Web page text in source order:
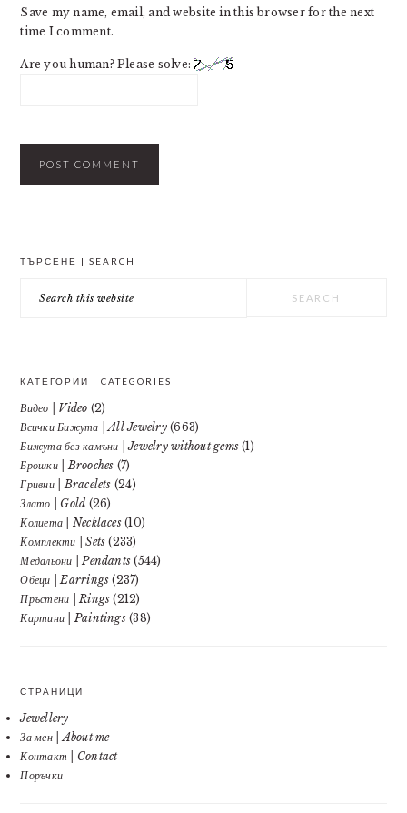
Save my name, email, and website in this browser for the next
time I comment.
Are you human? Please solve:
ТЪРСЕНЕ | SEARCH
this
КАТЕГОРИИ | CATEGORIES
Видео | Video (2)
Всички Бижута | All Jewelry(663)
Бижута без камъни | Jewelry without gems (1)
Брошки | Brooches (7)
Гривни | Bracelets (24)
Злато | Gold (26)
Колиета | Necklaces(10)
Комплекти | Sets (233)
Медальони | Pendants (544)
Обеци | Earrings (237)
Пръстени | Rings (212)
Картини | Paintings(38)
СТРАНИЦИ
Jewellery
За мен | About me
Контакт | Contact
Поръчки